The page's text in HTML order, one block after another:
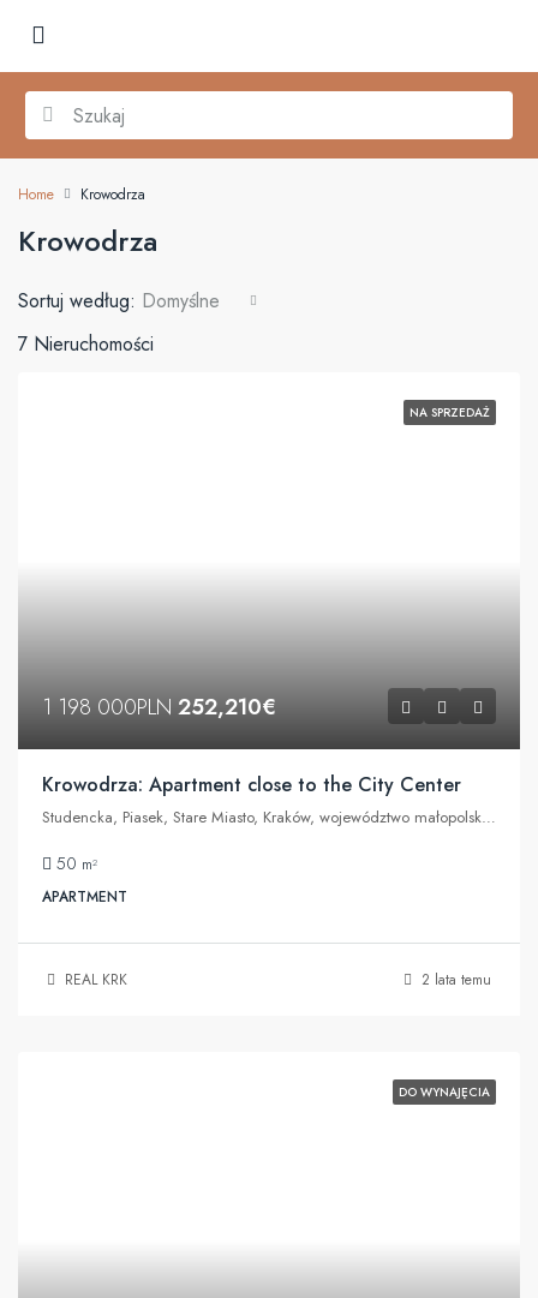
Home Krowodrza
Krowodrza
7 Nieruchomości
Sortuj według: Domyślne
NA SPRZEDAŻ
1 198 000PLN 252,210€
Krowodrza: Apartment close to the City Center
Studencka, Piasek, Stare Miasto, Kraków, województwo małopolskie, 31-115, Polska
50 m²
APARTMENT
REAL KRK 2 lata temu
DO WYNAJĘCIA